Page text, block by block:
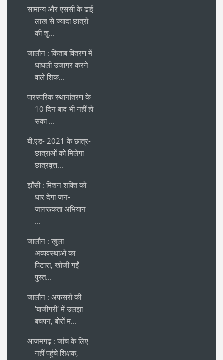
सामान्य और एससी के ढाई
लाख से ज्यादा छात्रों
की शु...
जालौन : किताब वितरण में
धांधली उजागर करने
वाले शिक...
पारस्परिक स्थानांतरण के
10 दिन बाद भी नहीं हो
सका ...
बी.एड- 2021 के छात्र-
छात्राओं को मिलेगा
छात्रवृत्त...
झाँसी : मिशन शक्ति को
धार देगा जन-
जागरूकता अभियान
...
जालौन : खुला
अव्यवस्थाओं का
पिटारा, खोजी गईं
पुस्त...
जालौन : अफसरों की
'बाजीगरी' में उलझा
बचपन, बोरों म...
आजमगढ़ : जांच के लिए
नहीं पहुंचे शिक्षक,